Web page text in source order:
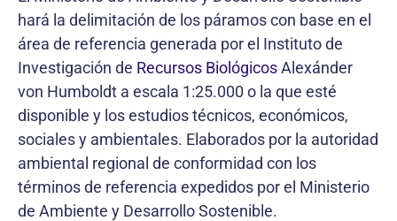
hará la delimitación de los páramos con base en el
área de referencia generada por el Instituto de
Investigación de Recursos BiológicosAlexánder
von Humboldt a escala 1:25.000 o la que esté
disponible y los estudios técnicos, económicos,
sociales y ambientales. Elaborados por la autoridad
ambiental regional de conformidad con los
términos de referencia expedidos por el Ministerio
de Ambiente y Desarrollo Sostenible.